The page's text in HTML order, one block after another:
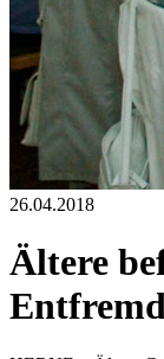
26.04.2018
Ältere